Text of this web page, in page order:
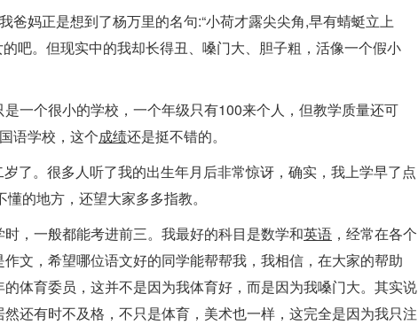
爸妈正是想到了杨万里的名句:“小荷才露尖尖角,早有蜻蜓立上
吧。但现实中的我却长得丑、嗓门大、胆子粗，活像一个假小
是一个很小的学校，一个年级只有100来个人，但教学质量还可
语学校，这个成绩还是挺不错的。
了。很多人听了我的出生年月后非常惊讶，确实，我上学早了点
懂的地方，还望大家多多指教。
，一般都能考进前三。我最好的科目是数学和英语 ，经常在各个
文，希望哪位语文好的同学能帮帮我，我相信，在大家的帮助
体育委员，这并不是因为我体育好，而是因为我嗓门大。其实说
还有时不及格，不只是体育，美术也一样，这完全是因为我只注